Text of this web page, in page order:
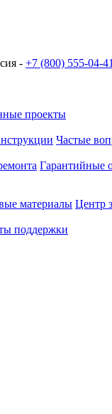
- +7 (800) 555-04-41
проекты
Частые
Гарантийные
материалы Центр
поддержки